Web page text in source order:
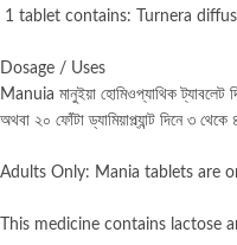
1 tablet contains: Turnera
Dosage / Uses
Manuia মানুইয়া হোমিওপ্যাথিক ট্যাবলেট
অথবা ২০ ফোঁটা ড্যামিয়াপ্ল্যান্ট দিনে ৩
Adults Only: Mania tablets are
This medicine contains lactose